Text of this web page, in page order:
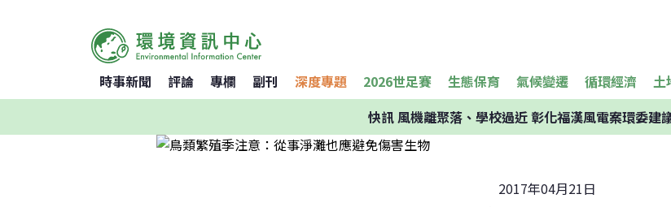
時事新聞 評論 專欄 副刊 深度專題 2026世足賽 生態保育 氣候變遷 循環經濟 土
快訊風機離聚落、學校過近 彰化福漢風電案環委建
2017年04月21日